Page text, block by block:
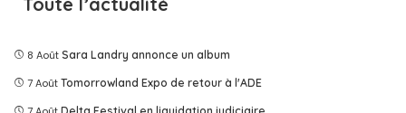
8 Août Sara Landry annonce un album
7 Août Tomorrowland Expo de retour à l'ADE